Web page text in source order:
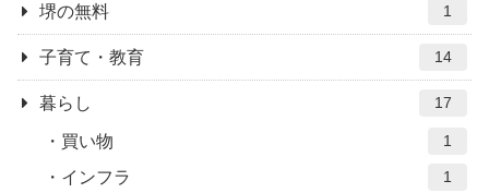
堺の無料 1
子育て・教育 14
暮らし 17
買い物 1
インフラ 1